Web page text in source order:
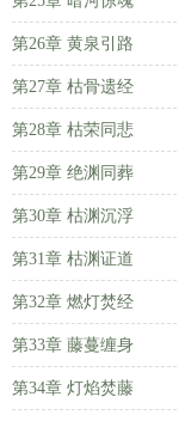
第26章 黄泉引路
第27章 枯骨遗经
第28章 枯荣同悲
第29章 绝渊同葬
第30章 枯渊沉浮
第31章 枯渊证道
第32章 燃灯焚经
第33章 藤蔓缠身
第34章 灯焰焚藤